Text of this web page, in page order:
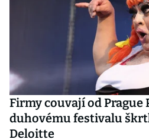
Firmy couvají od Prague
duhovému festivalu
Deloitte